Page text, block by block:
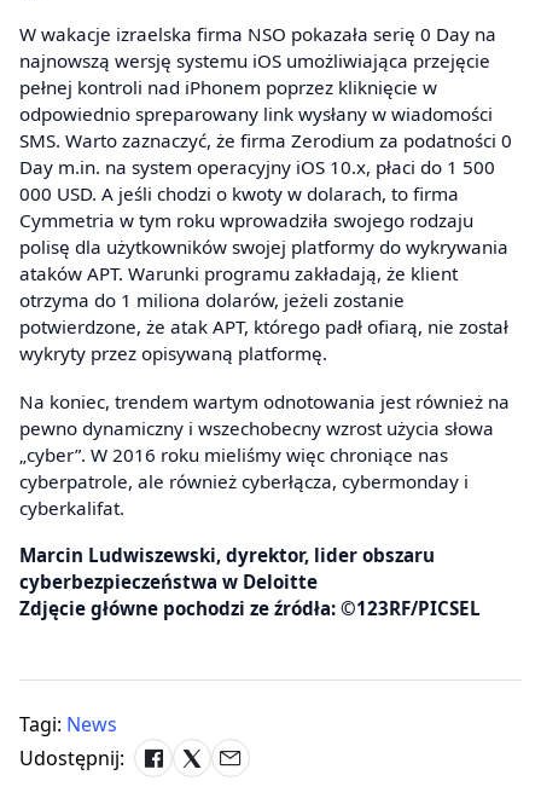
W wakacje izraelska firma NSO pokazała serię 0 Day na
najnowszą wersję systemu iOS umożliwiająca przejęcie
pełnej kontroli nad iPhonem poprzez kliknięcie w
odpowiednio spreparowany link wysłany w wiadomości
SMS. Warto zaznaczyć, że firma Zerodium za podatności 0
Day m.in. na system operacyjny iOS 10.x, płaci do 1 500
000 USD. A jeśli chodzi o kwoty w dolarach, to firma
Cymmetria w tym roku wprowadziła swojego rodzaju
polisę dla użytkowników swojej platformy do wykrywania
ataków APT. Warunki programu zakładają, że klient
otrzyma do 1 miliona dolarów, jeżeli zostanie
potwierdzone, że atak APT, którego padł ofiarą, nie został
wykryty przez opisywaną platformę.
Na koniec, trendem wartym odnotowania jest również na
pewno dynamiczny i wszechobecny wzrost użycia słowa
„cyber”. W 2016 roku mieliśmy więc chroniące nas
cyberpatrole, ale również cyberłącza, cybermonday i
cyberkalifat.
Marcin Ludwiszewski, dyrektor, lider obszaru
cyberbezpieczeństwa w Deloitte
Zdjęcie główne pochodzi ze źródła: ©123RF/PICSEL
Tagi: News
Udostępnij: